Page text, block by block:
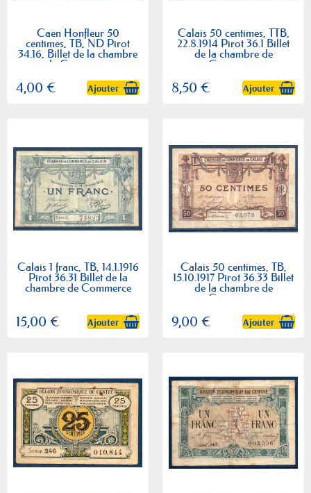
Caen Honfleur 50
centimes, TB, ND Pirot
34.16, Billet de la chambre
de Commerce
4,00 € Ajouter
Calais 50 centimes, TTB,
22.8.1914 Pirot 36.1 Billet
de la chambre de
Commerce
8,50 € Ajouter
Calais 1 franc, TB, 14.1.1916
Pirot 36.31 Billet de la
chambre de Commerce
15,00 € Ajouter
Calais 50 centimes, TB,
15.10.1917 Pirot 36.33 Billet
de la chambre de
Commerce
9,00 € Ajouter